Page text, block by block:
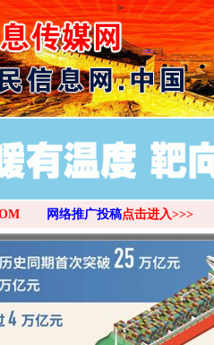
>
网络推广投稿点击进入>>>